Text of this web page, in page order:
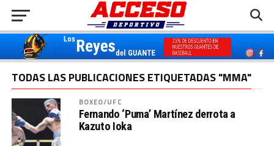
TODAS LAS PUBLICACIONES ETIQUETADAS "MMA"
BOXEO/UFC
Fernando ‘Puma’ Martínez derrota a
Kazuto Ioka